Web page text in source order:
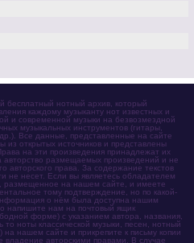
бесплатный нотный архив, который
каждому музыканту нот известных и
и современной музыки на безвозмездной
музыкальных инструментов (гитары,
Все данные, представленные на сайте
из открытых источников и представлены
на эти произведения принадлежат их
размещаемых произведений и не
авторского права. За содержание текстов
не несет. Если вы являетесь обладателем
размещенное на нашем сайте, и имеете
тому подтверждение, но по какой-
о нём была доступна нашим
напишите нам на почтовый ящик
форме) с указанием автора, названия,
то ноты классической музыки, песен, нотный
нашем сайте и прикрепите к письму копии
авторскими правами. В случае